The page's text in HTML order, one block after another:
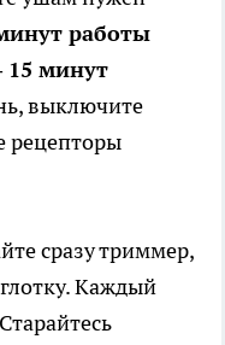
работы
минут
выключите
рецепторы
сразу триммер,
Каждый